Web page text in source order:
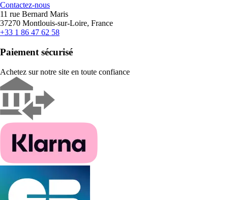
Contactez-nous
11 rue Bernard Maris
37270 Montlouis-sur-Loire, France
+33 1 86 47 62 58
Paiement sécurisé
Achetez sur notre site en toute confiance